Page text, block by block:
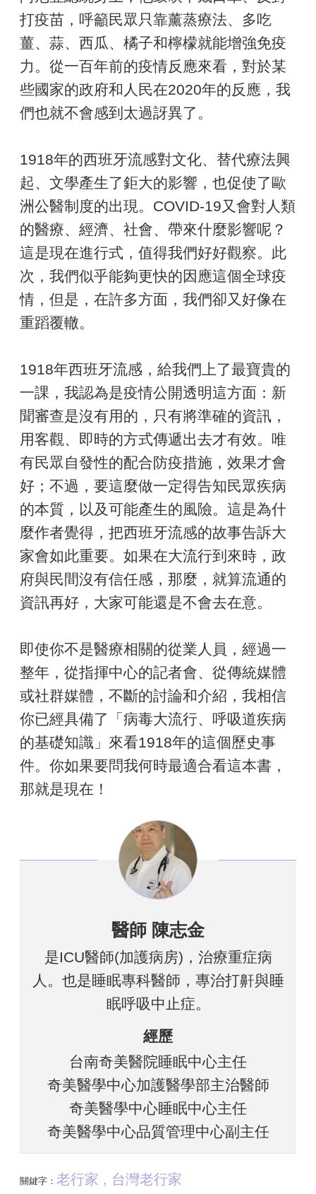
打疫苗，呼籲民眾只靠薰蒸療法、多吃
薑、蒜、西瓜、橘子和檸檬就能增強免疫
力。從一百年前的疫情反應來看，對於某
些國家的政府和人民在2020年的反應，我
們也就不會感到太過訝異了。
1918年的西班牙流感對文化、替代療法興
起、文學產生了鉅大的影響，也促使了歐
洲公醫制度的出現。COVID-19又會對人類
的醫療、經濟、社會、帶來什麼影響呢？
這是現在進行式，值得我們好好觀察。此
次，我們似乎能夠更快的因應這個全球疫
情，但是，在許多方面，我們卻又好像在
重蹈覆轍。
1918年西班牙流感，給我們上了最寶貴的
一課，我認為是疫情公開透明這方面：新
聞審查是沒有用的，只有將準確的資訊，
用客觀、即時的方式傳遞出去才有效。唯
有民眾自發性的配合防疫措施，效果才會
好；不過，要這麼做一定得告知民眾疾病
的本質，以及可能產生的風險。這是為什
麼作者覺得，把西班牙流感的故事告訴大
家會如此重要。如果在大流行到來時，政
府與民間沒有信任感，那麼，就算流通的
資訊再好，大家可能還是不會去在意。
即使你不是醫療相關的從業人員，經過一
整年，從指揮中心的記者會、從傳統媒體
或社群媒體，不斷的討論和介紹，我相信
你已經具備了「病毒大流行、呼吸道疾病
的基礎知識」來看1918年的這個歷史事
件。你如果要問我何時最適合看這本書，
那就是現在！
醫師 陳志金
是ICU醫師(加護病房)，治療重症病
人。也是睡眠專科醫師，專治打鼾與睡
眠呼吸中止症。
經歷
台南奇美醫院睡眠中心主任
奇美醫學中心加護醫學部主治醫師
奇美醫學中心睡眠中心主任
奇美醫學中心品質管理中心副主任
關鍵字： 老行家 , 台灣老行家